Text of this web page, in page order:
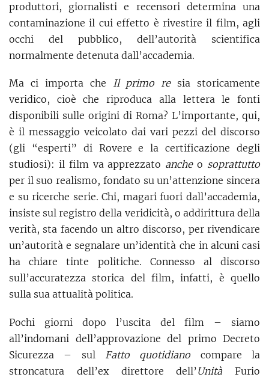
produttori, giornalisti e recensori determina una
contaminazione il cui effetto è rivestire il film, agli
occhi del pubblico, dell’autorità scientifica
normalmente detenuta dall’accademia.
Ma ci importa che Il primo resia storicamente
veridico, cioè che riproduca alla lettera le fonti
disponibili sulle origini di Roma? L’importante, qui,
è il messaggio veicolato dai vari pezzi del discorso
(gli “esperti” di Rovere e la certificazione degli
studiosi): il film va apprezzato ancheo soprattutto
per il suo realismo, fondato su un’attenzione sincera
e su ricerche serie. Chi, magari fuori dall’accademia,
insiste sul registro della veridicità, o addirittura della
verità, sta facendo un altro discorso, per rivendicare
un’autorità e segnalare un’identità che in alcuni casi
ha chiare tinte politiche. Connesso al discorso
sull’accuratezza storica del film, infatti, è quello
sulla sua attualità politica.
Pochi giorni dopo l’uscita del film – siamo
all’indomani dell’approvazione del primo Decreto
Sicurezza – sul Fatto quotidiano compare la
stroncatura dell’ex direttore dell’UnitàFurio